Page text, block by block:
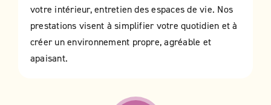
votre intérieur, entretien des espaces de vie. Nos
prestations visent à simplifier votre quotidien et à
créer un environnement propre, agréable et
apaisant.